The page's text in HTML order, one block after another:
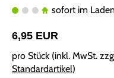
sofort im
6,95 EUR
pro Stück (inkl. MwSt.
Standardartikel)